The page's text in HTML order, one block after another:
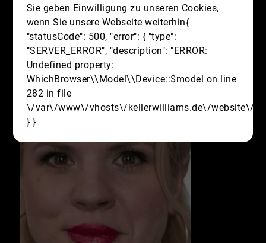
Sie geben Einwilligung zu unseren Cookies,
wenn Sie unsere Webseite weiterhin{
"statusCode": 500, "error": { "type":
"SERVER_ERROR", "description": "ERROR:
Undefined property:
WhichBrowser\\Model\\Device::$model on line
282 in file
\/var\/www\/vhosts\/kellerwilliams.de\/website\/
} }